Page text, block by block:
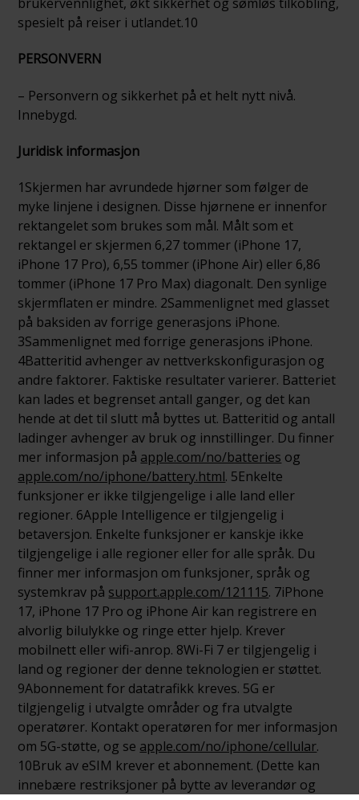
spesielt på reiser i utlandet.10
PERSONVERN
– Personvern og sikkerhet på et helt nytt nivå.
Innebygd.
Juridisk informasjon
1Skjermen har avrundede hjørner som følger de
myke linjene i designen. Disse hjørnene er innenfor
rektangelet som brukes som mål. Målt som et
rektangel er skjermen 6,27 tommer (iPhone 17,
iPhone 17 Pro), 6,55 tommer (iPhone Air) eller 6,86
tommer (iPhone 17 Pro Max) diagonalt. Den synlige
skjermflaten er mindre. 2Sammenlignet med glasset
på baksiden av forrige generasjons iPhone.
3Sammenlignet med forrige generasjons iPhone.
4Batteritid avhenger av nettverkskonfigurasjon og
andre faktorer. Faktiske resultater varierer. Batteriet
kan lades et begrenset antall ganger, og det kan
hende at det til slutt må byttes ut. Batteritid og antall
ladinger avhenger av bruk og inn­stillinger. Du finner
mer informasjon på apple.com/no/batteries og
apple.com/no/iphone/battery.html. 5Enkelte
funksjoner er ikke tilgjengelige i alle land eller
regioner. 6Apple Intelligence er tilgjengelig i
betaversjon. Enkelte funksjoner er kanskje ikke
tilgjengelige i alle regioner eller for alle språk. Du
finner mer informasjon om funksjoner, språk og
systemkrav på support.apple.com/121115. 7iPhone
17, iPhone 17 Pro og iPhone Air kan registrere en
alvorlig bilulykke og ringe etter hjelp. Krever
mobilnett eller wifi-anrop. 8Wi-Fi 7 er tilgjengelig i
land og regioner der denne teknologien er støttet.
9Abonnement for datatrafikk kreves. 5G er
tilgjengelig i utvalgte områder og fra utvalgte
operatører. Kontakt operatøren for mer informasjon
om 5G-støtte, og se apple.com/no/iphone/cellular.
10Bruk av eSIM krever et abonnement. (Dette kan
innebære restriksjoner på bytte av leverandør og